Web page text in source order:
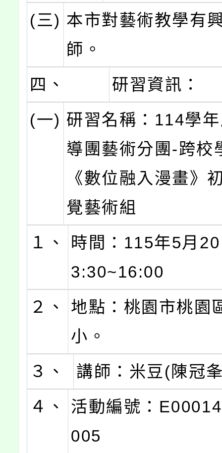
(三) 本市對藝術教學有
師。
四、
研習資訊：
(一) 研習名稱：114學
導團藝術分團-跨校
《數位融入漫畫》
覺藝術組
１、
時間：115年5月
3:30~16:00
２、
地點：桃園市桃園
小。
３、
講師：米豆(陳冠
４、
活動編號：
005